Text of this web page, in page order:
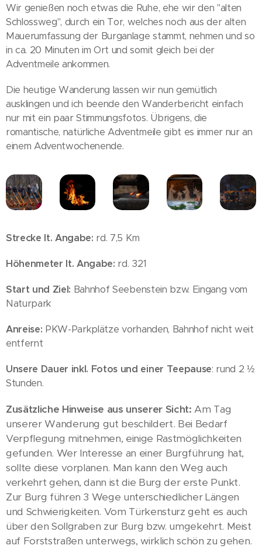
Wir genießen noch etwas die Ruhe, ehe wir den "alten
Schlossweg", durch ein Tor, welches noch aus der alten
Mauerumfassung der Burganlage stammt, nehmen und so
in ca. 20 Minuten im Ort und somit gleich bei der
Adventmeile ankommen.
Die heutige Wanderung lassen wir nun gemütlich
ausklingen und ich beende den Wanderbericht einfach
nur mit ein paar Stimmungsfotos. Übrigens, die
romantische, natürliche Adventmeile gibt es immer nur an
einem Adventwochenende.
Strecke lt. Angabe: rd. 7,5 Km
Höhenmeter lt. Angabe: rd. 321
Start und Ziel: Bahnhof Seebenstein bzw. Eingang vom
Naturpark
Anreise: PKW-Parkplätze vorhanden, Bahnhof nicht weit
entfernt
Unsere Dauer inkl. Fotos und einer Teepause: rund 2 ½
Stunden.
Zusätzliche Hinweise aus unserer Sicht:Am Tag
unserer Wanderung gut beschildert. Bei Bedarf
Verpflegung mitnehmen, einige Rastmöglichkeiten
gefunden. Wer Interesse an einer Burgführung hat,
sollte diese vorplanen. Man kann den Weg auch
verkehrt gehen, dann ist die Burg der erste Punkt.
Zur Burg führen 3 Wege unterschiedlicher Längen
und Schwierigkeiten. Vom Türkensturz geht es auch
über den Sollgraben zur Burg bzw. umgekehrt. Meist
auf Forststraßen unterwegs, wirklich schön zu gehen.